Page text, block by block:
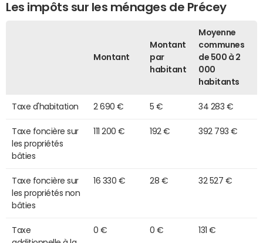
Les impôts sur les ménages de Précey
Montant
Montant
par
habitant
Moyenne
communes
de 500 à 2
000
habitants
Taxe d'habitation 2 690 € 5 € 34 283 €
Taxe foncière sur
les propriétés
bâties
111 200 € 192 € 392 793 €
Taxe foncière sur
les propriétés non
bâties
16 330 € 28 € 32 527 €
Taxe
0 € 0 € 131 €